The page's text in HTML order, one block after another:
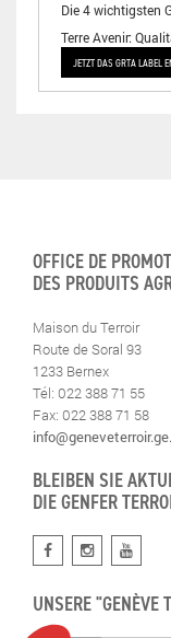
Die 4 wichtigsten
Terre Avenir:
JETZT DAS GRTA LABEL
OFFICE DE
DES PRODUITS
Maison du Terroir
Route de Soral 93
1233 Bernex
Tél: 022 388 71 55
Fax: 022 388 71 58
BLEIBEN SIE
DIE GENFER
UNSERE "GENÈVE